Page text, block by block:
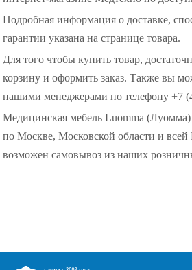
Подробная информация о доставке,
гарантии указана на странице товара.
Для того чтобы купить товар,
корзину и оформить заказ. Также вы
нашими менеджерами по телефону +7
Медицинская мебель Luomma (Луомма)
по Москве, Московской области и всей
возможен самовывоз из наших